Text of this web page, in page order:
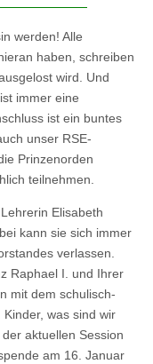
werden! Alle
haben, schreiben
wird. Und
immer eine
ist ein buntes
unser RSE-
Prinzenorden
teilnehmen.
Elisabeth
kann sie sich immer
verlassen.
Raphael I. und Ihrer
mit dem schulisch-
was sind wir
aktuellen Session
am 16. Januar